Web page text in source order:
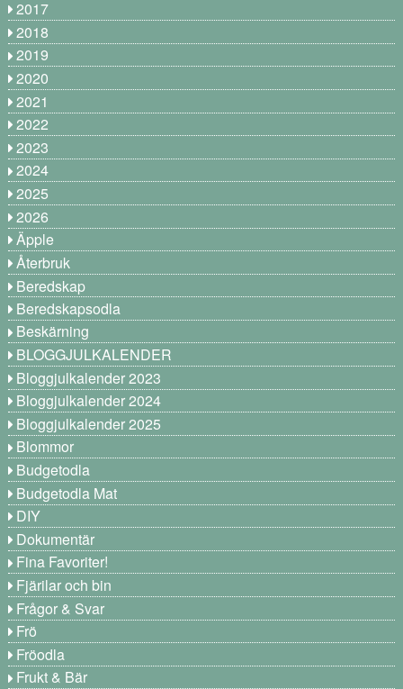
2017
2018
2019
2020
2021
2022
2023
2024
2025
2026
Äpple
Återbruk
Beredskap
Beredskapsodla
Beskärning
BLOGGJULKALENDER
Bloggjulkalender 2023
Bloggjulkalender 2024
Bloggjulkalender 2025
Blommor
Budgetodla
Budgetodla Mat
DIY
Dokumentär
Fina Favoriter!
Fjärilar och bin
Frågor & Svar
Frö
Fröodla
Frukt & Bär